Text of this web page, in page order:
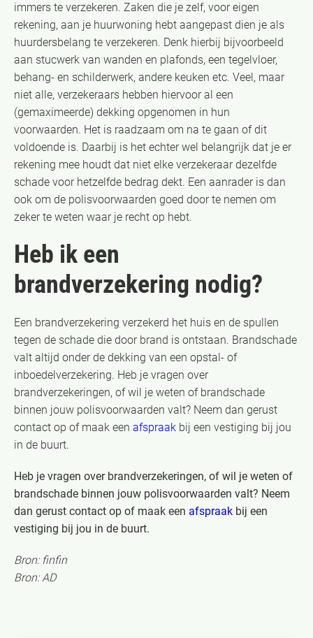
immers te verzekeren. Zaken die je zelf, voor eigen
rekening, aan je huurwoning hebt aangepast dien je als
huurdersbelang te verzekeren. Denk hierbij bijvoorbeeld
aan stucwerk van wanden en plafonds, een tegelvloer,
behang- en schilderwerk, andere keuken etc. Veel, maar
niet alle, verzekeraars hebben hiervoor al een
(gemaximeerde) dekking opgenomen in hun
voorwaarden. Het is raadzaam om na te gaan of dit
voldoende is. Daarbij is het echter wel belangrijk dat je er
rekening mee houdt dat niet elke verzekeraar dezelfde
schade voor hetzelfde bedrag dekt. Een aanrader is dan
ook om de polisvoorwaarden goed door te nemen om
zeker te weten waar je recht op hebt.
Heb ik een
brandverzekering nodig?
Een brandverzekering verzekerd het huis en de spullen
tegen de schade die door brand is ontstaan. Brandschade
valt altijd onder de dekking van een opstal- of
inboedelverzekering. Heb je vragen over
brandverzekeringen, of wil je weten of brandschade
binnen jouw polisvoorwaarden valt? Neem dan gerust
contact op of maak een afspraak bij een vestiging bij jou
in de buurt.
Heb je vragen over brandverzekeringen, of wil je weten of
brandschade binnen jouw polisvoorwaarden valt? Neem
dan gerust contact op of maak een afspraak bij een
vestiging bij jou in de buurt.
Bron: finfin
Bron: AD